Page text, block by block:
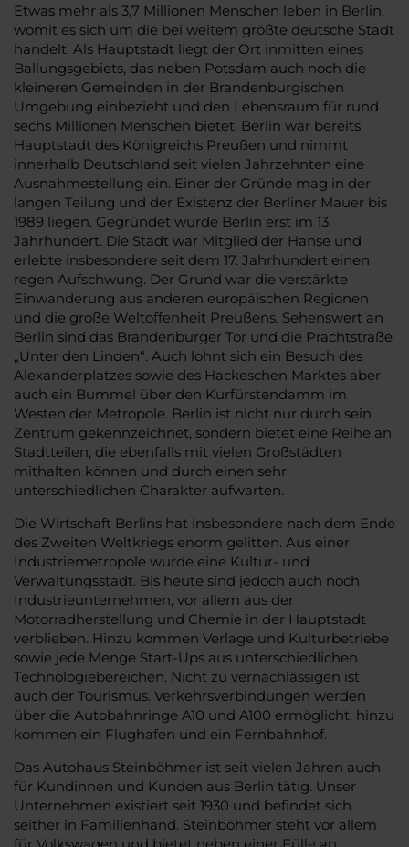
Etwas mehr als 3,7 Millionen Menschen leben in Berlin,
womit es sich um die bei weitem größte deutsche Stadt
handelt. Als Hauptstadt liegt der Ort inmitten eines
Ballungsgebiets, das neben Potsdam auch noch die
kleineren Gemeinden in der Brandenburgischen
Umgebung einbezieht und den Lebensraum für rund
sechs Millionen Menschen bietet. Berlin war bereits
Hauptstadt des Königreichs Preußen und nimmt
innerhalb Deutschland seit vielen Jahrzehnten eine
Ausnahmestellung ein. Einer der Gründe mag in der
langen Teilung und der Existenz der Berliner Mauer bis
1989 liegen. Gegründet wurde Berlin erst im 13.
Jahrhundert. Die Stadt war Mitglied der Hanse und
erlebte insbesondere seit dem 17. Jahrhundert einen
regen Aufschwung. Der Grund war die verstärkte
Einwanderung aus anderen europäischen Regionen
und die große Weltoffenheit Preußens. Sehenswert an
Berlin sind das Brandenburger Tor und die Prachtstraße
„Unter den Linden“. Auch lohnt sich ein Besuch des
Alexanderplatzes sowie des Hackeschen Marktes aber
auch ein Bummel über den Kurfürstendamm im
Westen der Metropole. Berlin ist nicht nur durch sein
Zentrum gekennzeichnet, sondern bietet eine Reihe an
Stadtteilen, die ebenfalls mit vielen Großstädten
mithalten können und durch einen sehr
unterschiedlichen Charakter aufwarten.
Die Wirtschaft Berlins hat insbesondere nach dem Ende
des Zweiten Weltkriegs enorm gelitten. Aus einer
Industriemetropole wurde eine Kultur- und
Verwaltungsstadt. Bis heute sind jedoch auch noch
Industrieunternehmen, vor allem aus der
Motorradherstellung und Chemie in der Hauptstadt
verblieben. Hinzu kommen Verlage und Kulturbetriebe
sowie jede Menge Start-Ups aus unterschiedlichen
Technologiebereichen. Nicht zu vernachlässigen ist
auch der Tourismus. Verkehrsverbindungen werden
über die Autobahnringe A10 und A100 ermöglicht, hinzu
kommen ein Flughafen und ein Fernbahnhof.
Das Autohaus Steinböhmer ist seit vielen Jahren auch
für Kundinnen und Kunden aus Berlin tätig. Unser
Unternehmen existiert seit 1930 und befindet sich
seither in Familienhand. Steinböhmer steht vor allem
für Volkswagen und bietet neben einer Fülle an